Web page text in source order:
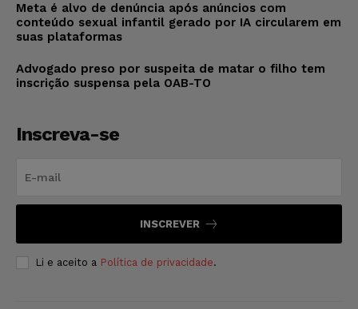
Meta é alvo de denúncia após anúncios com
conteúdo sexual infantil gerado por IA circularem em
suas plataformas
Advogado preso por suspeita de matar o filho tem
inscrição suspensa pela OAB-TO
Inscreva-se
INSCREVER
Li e aceito a Política de privacidade.